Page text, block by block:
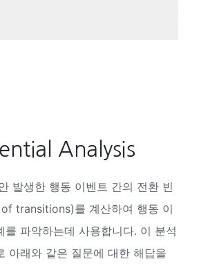
Analysis
발생한 행동 이벤트 간의 전환 빈
transitions)를 계산하여 행동 이
를 파악하는데 사용합니다. 이 분석
아래와 같은 질문에 대한 해답을